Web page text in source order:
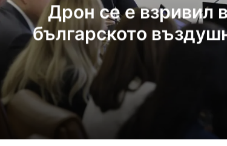
Дрон се е взривил
българското
пространство
12:30ч, събота, 8 август, 2026
Дрон се е взривил в българското въздушно